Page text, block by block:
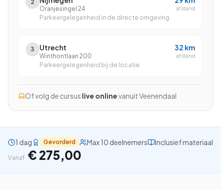
4.8/5 15.000+ deelnemers
2
Oranjesingel 24
Parkeergelegenheid in de directe omgeving.
afstand
3 Utrecht
Winthontlaan 200
Parkeergelegenheid bij de locatie.
32 km
afstand
Of volg de cursus live onlinevanuitVeenendaal
1 dag Gevorderd Max 10 deelnemers Inclusief materiaal
Vanaf € 275,00